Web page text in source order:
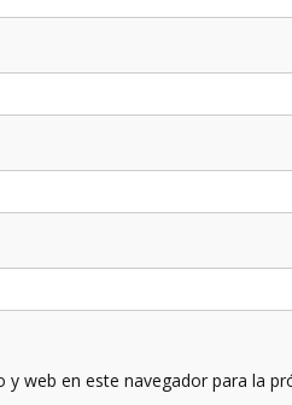
web en este navegador para la